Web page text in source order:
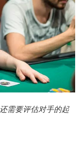
需要评估对手的起